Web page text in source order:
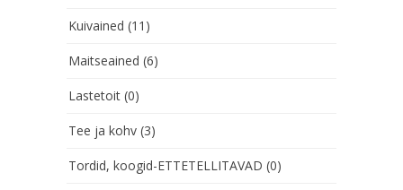
Kuivained (11)
Maitseained (6)
Lastetoit (0)
Tee ja kohv (3)
Tordid, koogid-ETTETELLITAVAD (0)